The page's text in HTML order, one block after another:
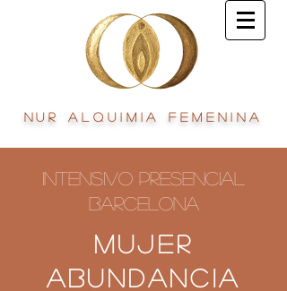
Nur Alquimia Femenina
Intensivo Presencial
Barcelona
Mujer
ABUNDANCIA